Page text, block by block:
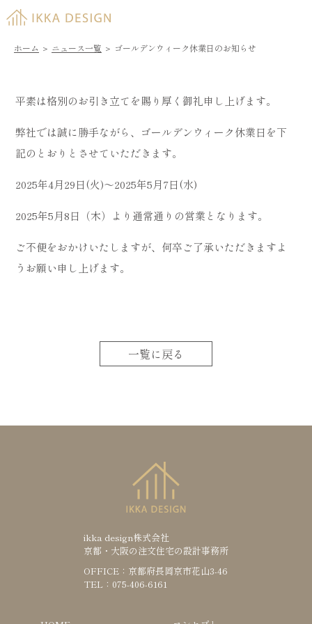
ホーム ＞ ニュース一覧 ＞ ゴールデンウィーク休業日のお知らせ
平素は格別のお引き立てを賜り厚く御礼申し上げます。
弊社では誠に勝手ながら、ゴールデンウィーク休業日を下
記のとおりとさせていただきます。
2025年4月29日(火)～2025年5月7日(水)
2025年5月8日（木）より通常通りの営業となります。
ご不便をおかけいたしますが、何卒ご了承いただきますよ
うお願い申し上げます。
一覧に戻る
ikka design株式会社
京都・大阪の注文住宅の設計事務所
OFFICE：京都府長岡京市花山3-46
TEL：075-406-6161